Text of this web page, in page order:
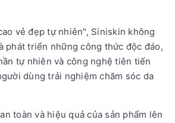
vẻ đẹp tự nhiên", Siniskin không
phát triển những công thức độc đáo,
tự nhiên và công nghệ tiên tiến
dùng trải nghiệm chăm sóc da
toàn và hiệu quả của sản phẩm lên